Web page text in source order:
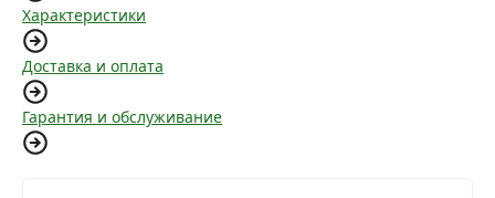
Характеристики
Доставка и оплата
Гарантия и обслуживание